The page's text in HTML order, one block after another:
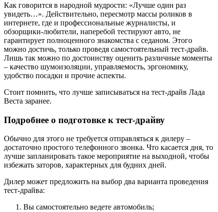
Как говорится в народной мудрости: «Лучше один раз
увидеть…». Действительно, пересмотр массы роликов в
интернете, где и профессиональные журналисты, и
обзорщики-любители, наперебой тестируют авто, не
гарантирует полноценного знакомства с седаном. Этого
можно достичь, только проведя самостоятельный тест-драйв.
Лишь так можно по достоинству оценить различные моменты
– качество шумоизоляции, управляемость, эргономику,
удобство посадки и прочие аспекты.
Стоит помнить, что лучше записываться на тест-драйв Лада
Веста заранее.
Подробнее о подготовке к тест-драйву
Обычно для этого не требуется отправляться к дилеру –
достаточно простого телефонного звонка. Что касается дня, то
лучше запланировать такое мероприятие на выходной, чтобы
избежать заторов, характерных для будних дней.
Дилер может предложить на выбор два варианта проведения
тест-драйва:
Вы самостоятельно ведете автомобиль;